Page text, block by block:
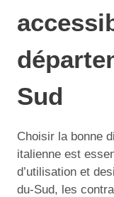
Sud
Choisir la bonne
italienne est
d’utilisation et
du-Sud, les